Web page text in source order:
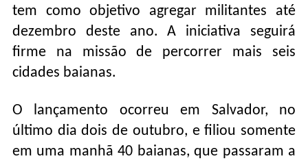
tem como objetivo agregar militantes até
dezembro deste ano. A iniciativa seguirá
firme na missão de percorrer mais seis
cidades baianas.
O lançamento ocorreu em Salvador, no
último dia dois de outubro, e filiou somente
em uma manhã 40 baianas, que passaram a